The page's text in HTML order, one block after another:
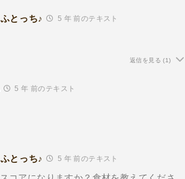
とっち♪ 5 年 前のテキスト
返信を見る (1)
5 年 前のテキスト
とっち♪ 5 年 前のテキスト